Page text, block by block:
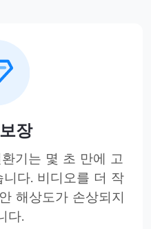
장
기는 몇 초 만에 고
다. 비디오를 더 작
해상도가 손상되지
다.